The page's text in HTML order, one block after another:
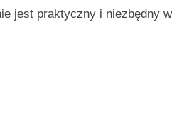
jest praktyczny i niezbędny w